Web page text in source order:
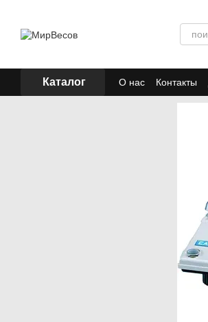
Каталог О нас Контакты
Отзывы
Акции